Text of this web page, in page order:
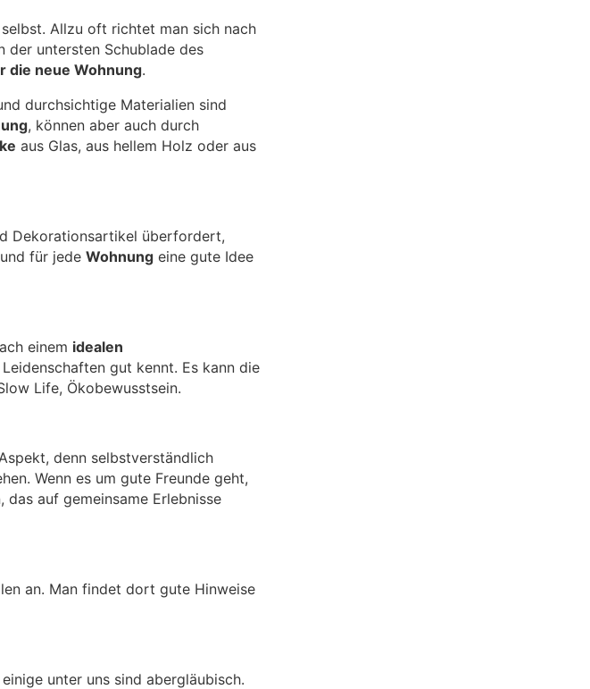
Allzu oft richtet man sich nach
der untersten Schublade des
die neue Wohnung.
durchsichtige Materialien sind
, können aber auch durch
aus Glas, aus hellem Holz oder aus
Dekorationsartikel überfordert,
für jedeWohnung eine gute Idee
einem idealen
gut kennt. Es kann die
Life, Ökobewusstsein.
denn selbstverständlich
Wenn es um gute Freunde geht,
das auf gemeinsame Erlebnisse
an. Man findet dort gute Hinweise
unter uns sind abergläubisch.